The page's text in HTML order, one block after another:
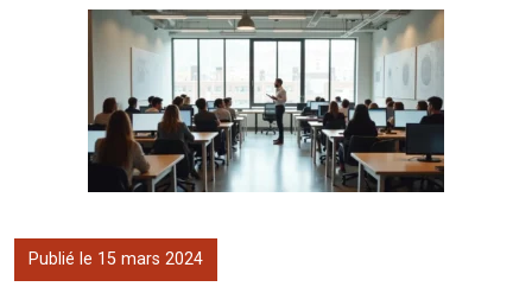
Publié le 15 mars 2024